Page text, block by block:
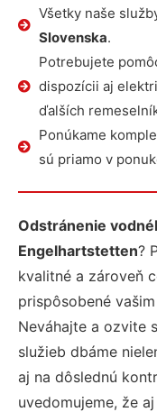
Všetky naše
Slovenska.
Potrebujete
dispozícii aj
ďalších
Ponúkame
sú priamo v
Odstránenie
Engelhartstetten?
kvalitné a zároveň
prispôsobené
Neváhajte a ozvite
služieb dbáme
aj na dôslednú
uvedomujeme, že